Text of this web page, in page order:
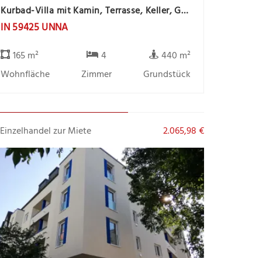
Kurbad-Villa mit Kamin, Terrasse, Keller, Garten, Garage und Gartenhaus
IN 59425 UNNA
165 m²
Wohnfläche
4
Zimmer
440 m²
Grundstück
Einzelhandel zur Miete 2.065,98 €